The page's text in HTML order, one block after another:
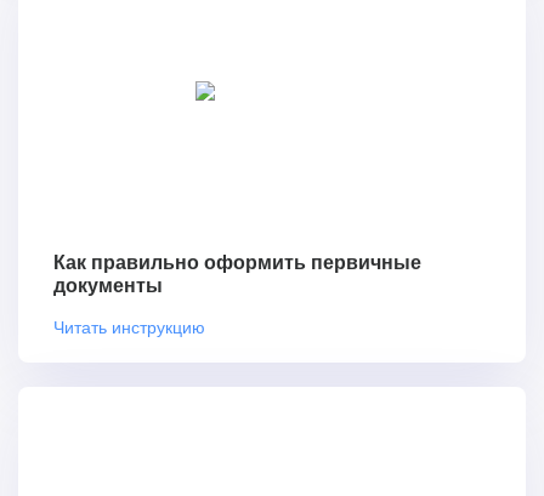
Как правильно оформить первичные
документы
Читать инструкцию